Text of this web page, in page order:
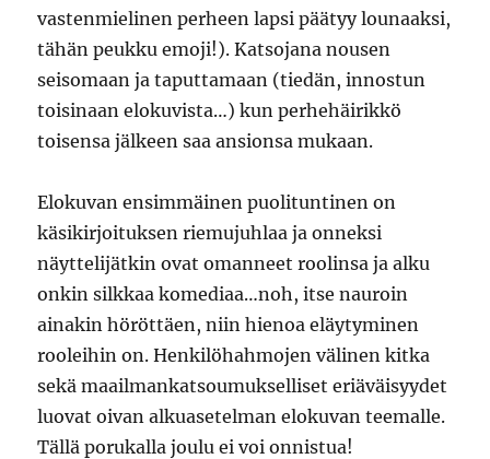
vastenmielinen perheen lapsi päätyy lounaaksi,
tähän peukku emoji!). Katsojana nousen
seisomaan ja taputtamaan (tiedän, innostun
toisinaan elokuvista…) kun perhehäirikkö
toisensa jälkeen saa ansionsa mukaan.
Elokuvan ensimmäinen puolituntinen on
käsikirjoituksen riemujuhlaa ja onneksi
näyttelijätkin ovat omanneet roolinsa ja alku
onkin silkkaa komediaa…noh, itse nauroin
ainakin höröttäen, niin hienoa eläytyminen
rooleihin on. Henkilöhahmojen välinen kitka
sekä maailmankatsoumukselliset eriäväisyydet
luovat oivan alkuasetelman elokuvan teemalle.
Tällä porukalla joulu ei voi onnistua!